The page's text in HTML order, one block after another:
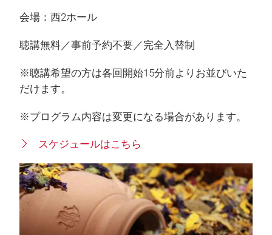
会場：西2ホール
聴講無料／事前予約不要／完全入替制
※聴講希望の方は各回開始15分前よりお並びいた
だけます。
※プログラム内容は変更になる場合があります。
スケジュールはこちら